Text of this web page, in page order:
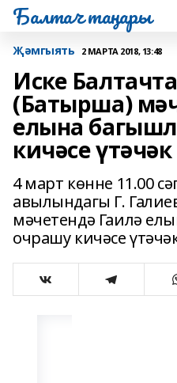
Балтач таңнары
Җәмгыять 2 МАРТА 2018, 13:48
Иске
(Батырша)
елына
кичәсе үтәчәк
4 март көнне 11.00
авылындагы Г.
мәчетендә Гаилә
очрашу кичәсе